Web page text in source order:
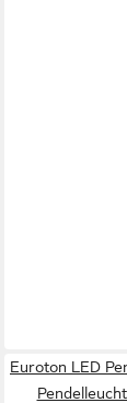
Euroton LED